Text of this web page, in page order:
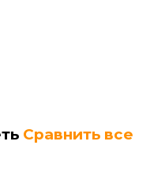
Сравнить все